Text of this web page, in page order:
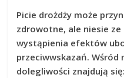
Picie drożdży może
zdrowotne, ale niesie
wystąpienia efektów
przeciwwskazań. Wśród
dolegliwości znajdują się: